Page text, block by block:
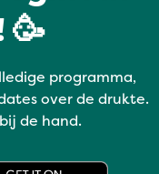
🥳
programma,
over de drukte.
de hand.